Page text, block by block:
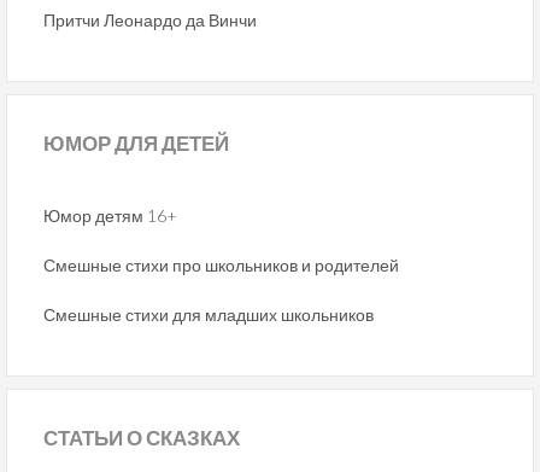
Притчи Леонардо да Винчи
ЮМОРДЛЯ ДЕТЕЙ
Юмор детям 16+
Смешные стихи про школьников и родителей
Смешные стихи для младших школьников
СТАТЬИО СКАЗКАХ